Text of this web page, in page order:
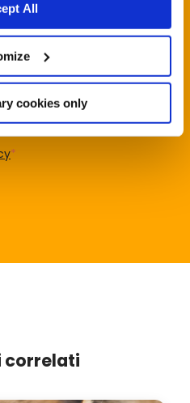
All
cookies only
(Almo Nature)
miei dati e dichiaro di aver
*
correlati